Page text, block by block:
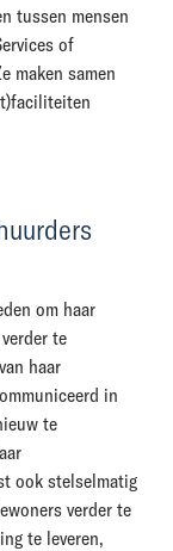
tussen mensen
of
maken samen
om haar
te
haar
in
te
ook stelselmatig
verder te
te leveren,